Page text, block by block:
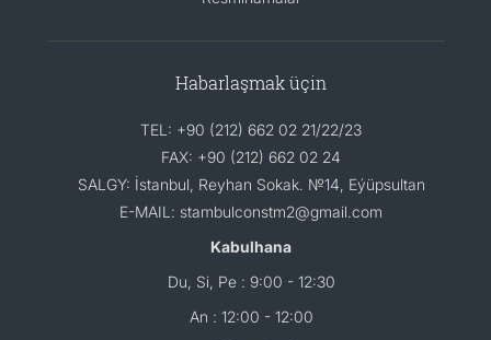
Habarlaşmak üçin
TEL: +90 (212) 662 02 21/22/23
FAX: +90 (212) 662 02 24
SALGY: İstanbul, Reyhan Sokak. №14, Eýüpsultan
E-MAIL: stambulconstm2@gmail.com
Kabulhana
Du, Si, Pe : 9:00 - 12:30
An : 12:00 - 12:00